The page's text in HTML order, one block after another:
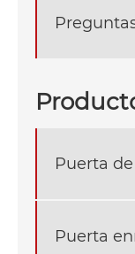
Puerta
Puerta